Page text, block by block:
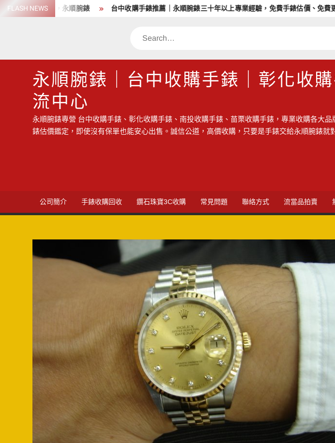
SkipFLASH NEWS
鑑定，永順腕錶 台中收購手錶推薦｜永順腕錶三十年以上專業經驗，免費手錶估價、免費更換手錶
Search
永順腕錶｜台中收購手錶｜彰化收
流中心
永順腕錶專營 台中收購手錶、彰化收購手錶、南投收購手錶、苗栗收購手錶，專業收購各大
錶估價鑑定，即使沒有保單也能安心出售。誠信公道，高價收購，只要是手錶交給永順腕錶就
公司簡介 手錶收購回收 鑽石珠寶3C收購 常見問題 聯絡方式 流當品拍賣